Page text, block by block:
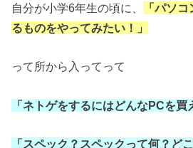
自分が小学6年生の頃に、
「パソ
るものをやってみたい！」
って所から入ってって
「ネトゲをするにはどんなPCを買
「スペック？スペックって何？ ど